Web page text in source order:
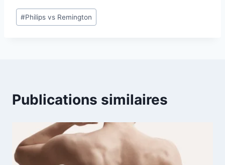
Étiquettes
de
#Philips vs Remington
Publications similaires